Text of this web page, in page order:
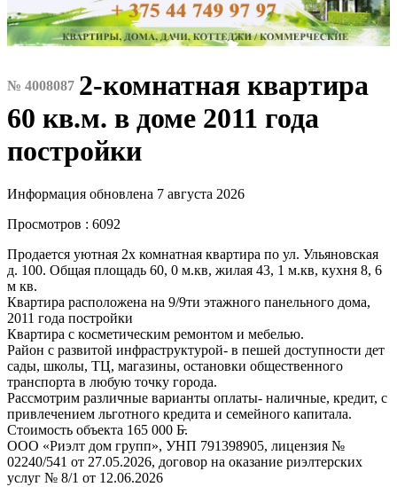
№ 4008087 2-комнатная квартира
60 кв.м. в доме 2011 года
постройки
Информация обновлена 7 августа 2026
Просмотров : 6092
Продается уютная 2х комнатная квартира по ул. Ульяновская
д. 100. Общая площадь 60, 0 м.кв, жилая 43, 1 м.кв, кухня 8, 6
м кв.
Квартира расположена на 9/9ти этажного панельного дома,
2011 года постройки
Квартира с косметическим ремонтом и мебелью.
Район с развитой инфраструктурой- в пешей доступности дет
сады, школы, ТЦ, магазины, остановки общественного
транспорта в любую точку города.
Рассмотрим различные варианты оплаты- наличные, кредит, с
привлечением льготного кредита и семейного капитала.
Стоимость объекта 165 000 Б̵.
ООО «Риэлт дом групп», УНП 791398905, лицензия №
02240/541 от 27.05.2026, договор на оказание риэлтерских
услуг № 8/1 от 12.06.2026